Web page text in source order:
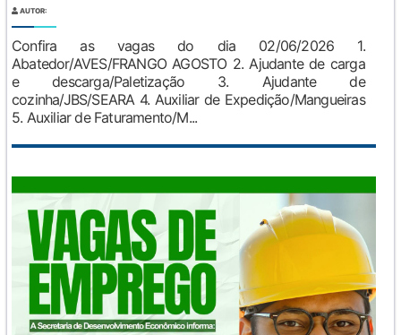
AUTOR:
Confira as vagas do dia 02/06/2026 1.
Abatedor/AVES/FRANGO AGOSTO 2. Ajudante de carga
e descarga/Paletização 3. Ajudante de
cozinha/JBS/SEARA 4. Auxiliar de Expedição/Mangueiras
5. Auxiliar de Faturamento/M...